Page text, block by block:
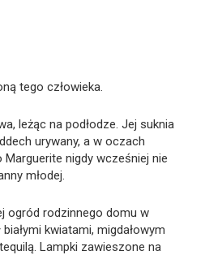
tego człowieka.
leżąc na podłodze. Jej suknia
urywany, a w oczach
Marguerite nigdy wcześniej nie
młodej.
ogród rodzinnego domu w
kwiatami, migdałowym
Lampki zawieszone na